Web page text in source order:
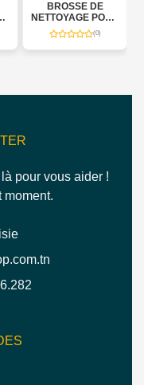
DE
POUR
NETTOYAGE AVEC
PORTE-ÉPONGE
pour vous aider !
moment.